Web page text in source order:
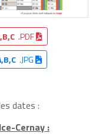
.PDF
.JPG
dates :
Cernay :